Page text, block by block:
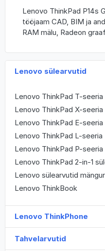
Lenovo sülearvutid
Lenovo ThinkPad T-seeria
Lenovo ThinkPad X-seeria
Lenovo ThinkPad E-seeria
Lenovo ThinkPad L-seeria
Lenovo ThinkPad P-
Lenovo ThinkPad 2-in-1
Lenovo sülearvutid
Lenovo ThinkBook
Lenovo ThinkPhone
Tahvelarvutid
Lenovo ThinkPad P14s
tööjaam CAD, BIM ja
RAM mälu, Radeon